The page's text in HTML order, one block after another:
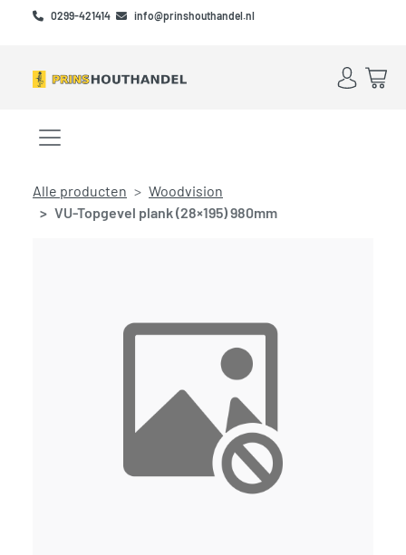
Skip to main content
Skip to footer
0299-421414 info@prinshouthandel.nl
Account
Menu openen/sluiten
Alle producten
Woodvision
VU-Topgevel plank (28×195) 980mm